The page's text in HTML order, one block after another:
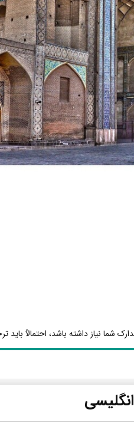
شما نیاز داشته باشد، احتمالاً باید